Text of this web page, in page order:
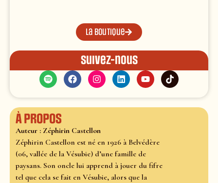
La boutique
Suivez-nous
À propos
Auteur : Zéphirin Castellon
Zéphirin Castellon est né en 1926 à Belvédère
(06, vallée de la Vésubie) d’une famille de
paysans. Son oncle lui apprend à jouer du fifre
tel que cela se fait en Vésubie, alors que la